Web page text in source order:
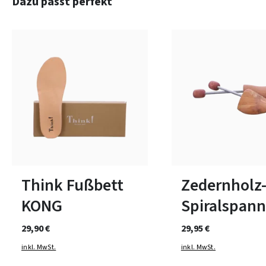
Think Fußbett
KONG
29,90 €
inkl. MwSt.
Zedernholz-
29,95 €
inkl. MwSt.